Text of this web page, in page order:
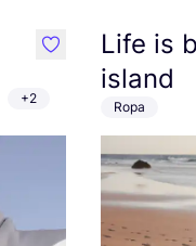
+2
like
Life is
island
Ropa